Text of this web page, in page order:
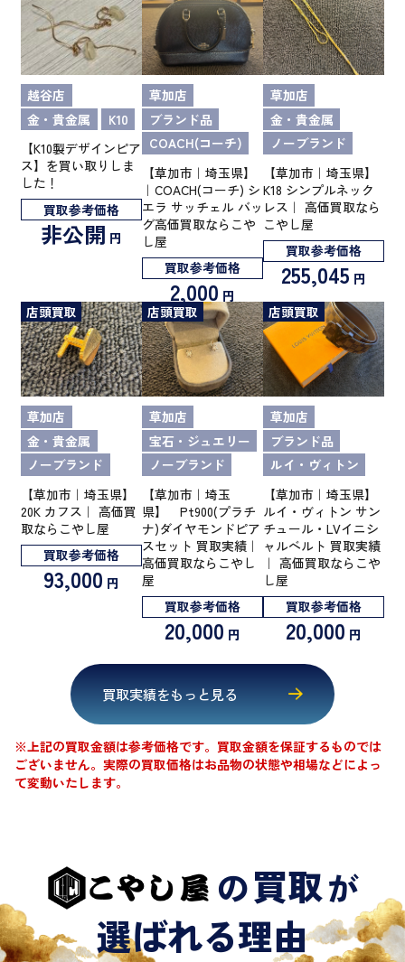
越谷店
金・貴金属
K10
【K10製デザインピア
ス】を買い取りしま
した！
買取参考価格
非公開 円
草加店
ブランド品
COACH(コーチ)
【草加市｜埼玉県】
｜COACH(コーチ) シ
エラ サッチェル バッ
グ高価買取ならこや
し屋
買取参考価格
2,000 円
草加店
金・貴金属
ノーブランド
【草加市｜埼玉県】
K18 シンプルネック
レス｜ 高価買取なら
こやし屋
買取参考価格
255,045 円
店頭買取
草加店
金・貴金属
ノーブランド
【草加市｜埼玉県】
20K カフス｜ 高価買
取ならこやし屋
買取参考価格
93,000 円
店頭買取
草加店
宝石・ジュエリー
ノーブランド
【草加市｜埼玉
県】 Pt900(プラチ
ナ)ダイヤモンドピア
スセット 買取実績｜
高価買取ならこやし
屋
買取参考価格
20,000 円
店頭買取
草加店
ブランド品
ルイ・ヴィトン
【草加市｜埼玉県】
ルイ・ヴィトン サン
チュール・LVイニシ
ャルベルト 買取実績
｜ 高価買取ならこや
し屋
買取参考価格
20,000 円
買取実績をもっと見る
※上記の買取金額は参考価格です。買取金額を保証するものでは
ございません。 実際の買取価格はお品物の状態や相場などによっ
て変動いたします。
の買取が
選ばれる理由